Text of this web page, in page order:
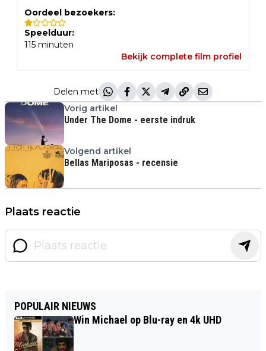
Oordeel bezoekers:
Speelduur:
115 minuten
Bekijk complete film profiel
Delen met
Vorig artikel
Under The Dome - eerste indruk
Volgend artikel
Bellas Mariposas - recensie
Plaats reactie
POPULAIR NIEUWS
Win Michael op Blu-ray en 4k UHD